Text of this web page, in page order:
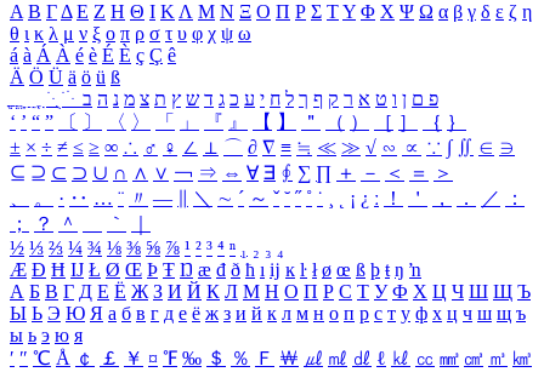
Α Β ΓΔ Ε Ζ Η Θ Ι ΚΛ Μ Ν Ξ Ο Π Ρ Σ ΤΥ Φ Χ Ψ Ω α β γ δ ε ζ η
θ ι κ λ μ ν ξ ο π ρ σ τ υ φ χ ψ ω
á à Á À é è É È ç Ç ê
Ä Ö Ü ä ö ü ß
ִֶֹ ֻּ ׁׂ פ ם ן ו ט א ר ק ף ך ל ח י ע כ ג ד ש ץ ת צ מ נ ה ב
‘ ’ “ ” 〔 〕 〈 〉 「 」 『 』 【 】 ＂ （ ） ［ ］ ｛ ｝
± × ÷ ≠ ≤ ≥ ∞ ∴ ♂ ♀ ∠ ⊥ ⌒ ∂ ∇ ≡ ≒ ≪ ≫ √ ∽ ∝ ∵ ∫ ∬ ∈ ∋
⊆ ⊇ ⊂ ⊃ ∪ ∩ ∧ ∨ ￢ ⇒ ⇔ ∀ ∃ ∮ ∑ ∏ ＋ － ＜ ＝
＞
、
。 · ‥ … ¨ 〃 ― ＼ ∼ ´ ～ ˇ ˘ ˝ ˚ ˙ ¸ ¡ ¿ ː ！ ＇ ， ． ／
：
；
？ ＾ ｀
½ ⅓ ⅔ ¼ ¾ ⅛ ⅜ ⅝ ⅞ ¹ ² ³ ⁴ ⁿ ₁ ₂ ₃ ₄
Æ Ð Ħ Ĳ Ł Ø Œ Þ Ŧ Ŋ æ đ ð ħ ı ĳ ĸ ŀ ł ø œ ß þ ŧ ŋ ŉ
А Б В Г Д Е Ё Ж З И Й К Л М Н О П Р С Т У Ф Х Ц Ч Ш Щ Ъ
Ы Ь Э Ю Я а б в г д е ё ж з и й к л м н о п р с т у ф х ц ч ш щ ъ
ы ь э ю я
′ ″ ℃ Å ￠ ￡ ￥ ¤ ℉ ‰ ＄ ％ Ｆ ￦ ㎕ ㎖ ㎗ ℓ ㎘ ㏄ ㎣ ㎤ ㎥ ㎦